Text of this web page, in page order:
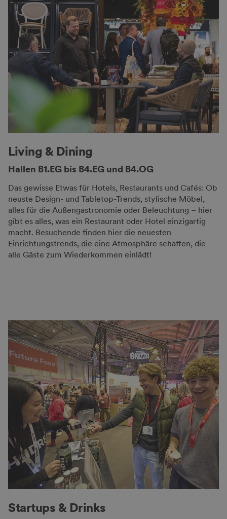
Living & Dining
Hallen B1.EG bis B4.EG und B4.OG
Das gewisse Etwas für Hotels, Restaurants und Cafés: Ob
neuste Design- und Tabletop-Trends, stylische Möbel,
alles für die Außengastronomie oder Beleuchtung – hier
gibt es alles, was ein Restaurant oder Hotel einzigartig
macht. Besuchende finden hier die neuesten
Einrichtungstrends, die eine Atmosphäre schaffen, die
alle Gäste zum Wiederkommen einlädt!
Startups & Drinks